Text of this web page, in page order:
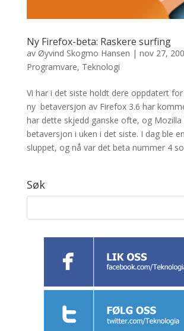
Ny Firefox-beta: Raskere surfing
av Øyvind Skogmo Hansen | nov 27,
Programvare, Teknologi
Vi har i det siste holdt dere oppdatert
ny betaversjon av Firefox 3.6 har
har dette skjedd ganske ofte, og Mozilla
betaversjon i uken i det siste. I dag ble
sluppet, og nå var det beta nummer 4
Søk